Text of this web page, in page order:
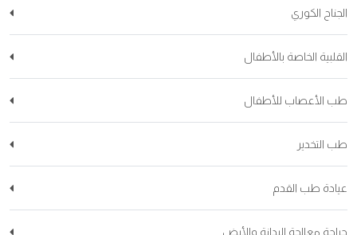
الجناح الكوري
القلبية الخاصة بالأطفال
طب الأعصاب للأطفال
طب التخدير
عيادة طب القدم
جراحة معالجة البدانة والأيض